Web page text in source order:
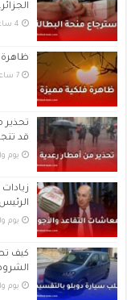
ظاهرة
‏7 ساعات مضت
قد تتجاوز
‏يوم
‏يوم
كيف
‏يوم